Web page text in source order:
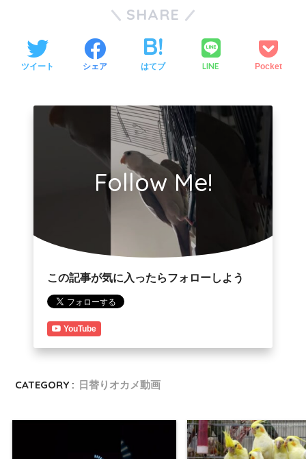
SHARE
ツイート シェア はてブ LINE Pocket
Follow Me!
この記事が気に入ったらフォローしよう
YouTube
CATEGORY : 日替りオカメ動画